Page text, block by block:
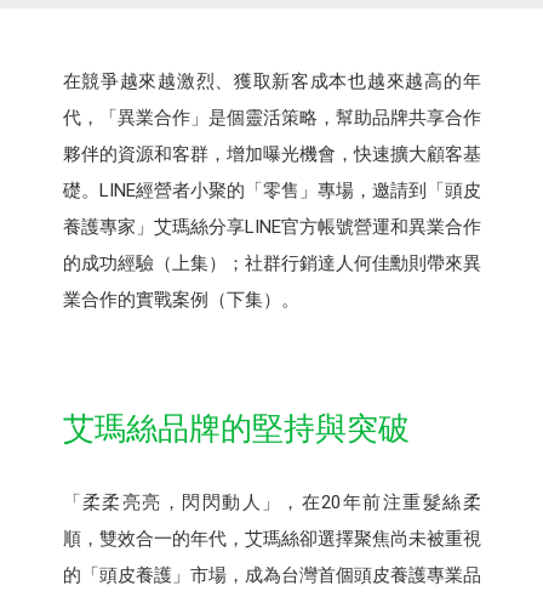
在競爭越來越激烈、獲取新客成本也越來越高的年
代，「異業合作」是個靈活策略，幫助品牌共享合作
夥伴的資源和客群，增加曝光機會，快速擴大顧客基
礎。LINE經營者小聚的「零售」專場，邀請到「頭皮
養護專家」艾瑪絲分享LINE官方帳號營運和異業合作
的成功經驗（上集）；社群行銷達人何佳勳則帶來異
業合作的實戰案例（下集）。
艾瑪絲品牌的堅持與突破
「柔柔亮亮，閃閃動人」，在20年前注重髮絲柔
順，雙效合一的年代，艾瑪絲卻選擇聚焦尚未被重視
的「頭皮養護」市場，成為台灣首個頭皮養護專業品